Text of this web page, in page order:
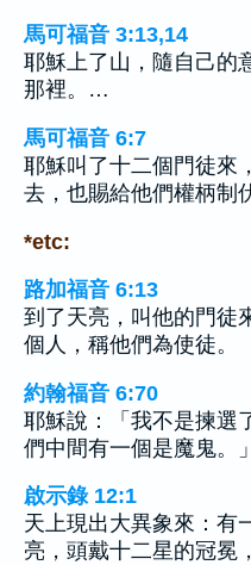
馬可福音 3:13,14
耶穌上了山，隨自己的
那裡。…
馬可福音 6:7
耶穌叫了十二個門徒來
去，也賜給他們權柄制
*etc:
路加福音 6:13
到了天亮，叫他的門徒
個人，稱他們為使徒。
約翰福音 6:70
耶穌說：「我不是揀選
們中間有一個是魔鬼。」
啟示錄 12:1
天上現出大異象來：有
亮，頭戴十二星的冠冕，